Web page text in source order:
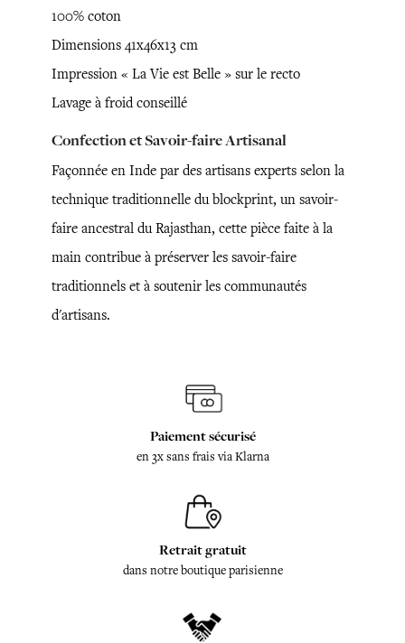
100% coton
Dimensions 41x46x13 cm
Impression « La Vie est Belle » sur le recto
Lavage à froid conseillé
Confection et Savoir-faire Artisanal
Façonnée en Inde par des artisans experts selon la
technique traditionnelle du blockprint, un savoir-
faire ancestral du Rajasthan, cette pièce faite à la
main contribue à préserver les savoir-faire
traditionnels et à soutenir les communautés
d'artisans.
Paiement sécurisé
en 3x sans frais via Klarna
Retrait gratuit
dans notre boutique parisienne